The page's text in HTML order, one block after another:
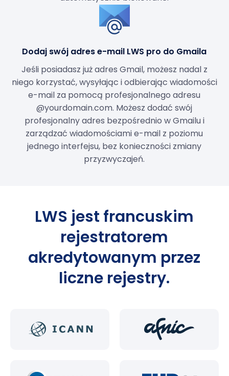
Dodaj swój adres e-mail LWS pro do Gmaila
Jeśli posiadasz już adres Gmail, możesz nadal z
niego korzystać, wysyłając i odbierając wiadomości
e-mail za pomocą profesjonalnego adresu
@yourdomain.com. Możesz dodać swój
profesjonalny adres bezpośrednio w Gmailu i
zarządzać wiadomościami e-mail z poziomu
jednego interfejsu, bez konieczności zmiany
przyzwyczajeń.
LWS jest francuskim
rejestratorem
akredytowanym przez
liczne rejestry.